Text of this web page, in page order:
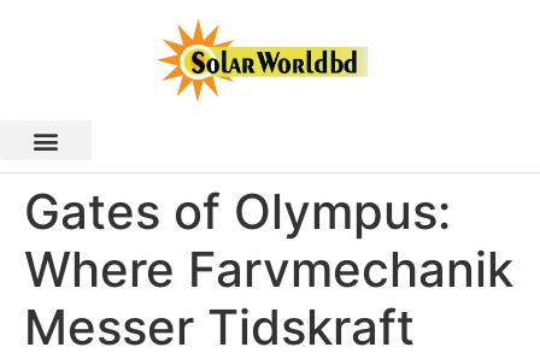
Gates of Olympus:
Where Farvmechanik
Messer Tidskraft